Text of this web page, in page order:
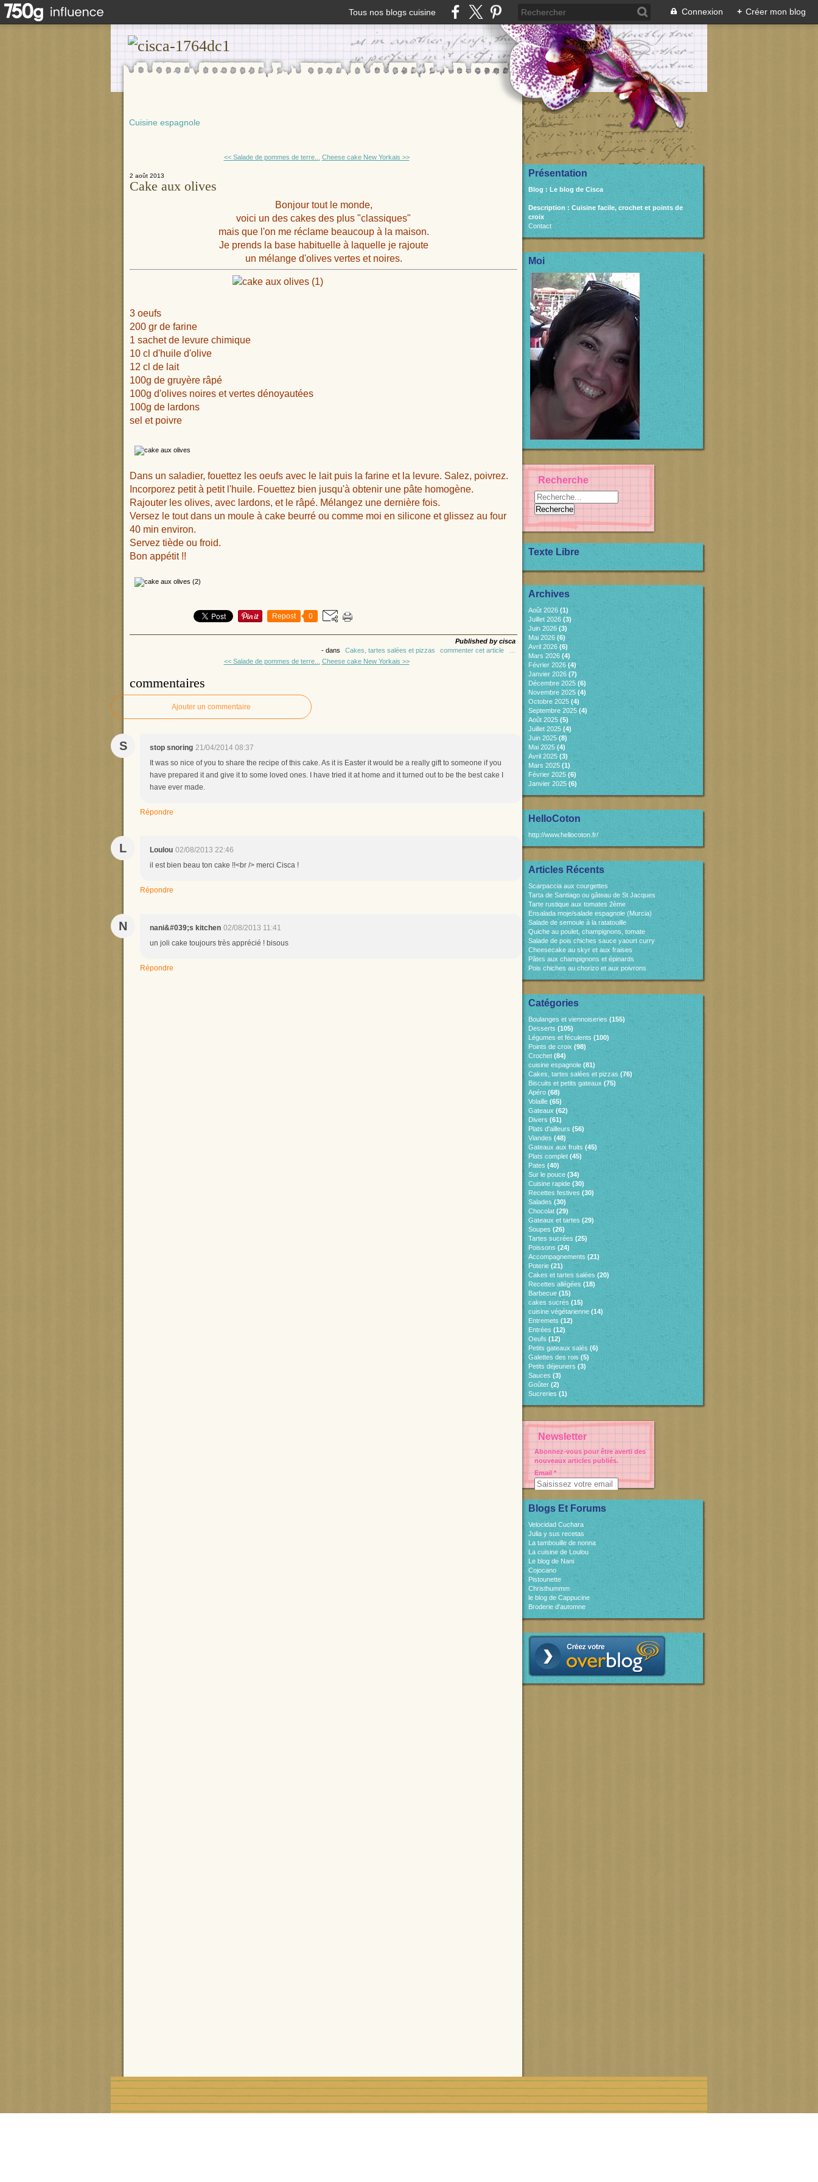
Tous nos blogs cuisine Connexion + Créer mon blog
Cuisine espagnole
<< Salade de pommes de terre... Cheese cake New Yorkais >>
2 août 2013
Cake aux olives
Bonjour tout le monde,
voici un des cakes des plus "classiques"
mais que l'on me réclame beaucoup à la maison.
Je prends la base habituelle à laquelle je rajoute
un mélange d'olives vertes et noires.
3 oeufs
200 gr de farine
1 sachet de levure chimique
10 cl d'huile d'olive
12 cl de lait
100g de gruyère râpé
100g d'olives noires et vertes dénoyautées
100g de lardons
sel et poivre
Dans un saladier, fouettez les oeufs avec le lait puis la farine et la levure. Salez, poivrez.
Incorporez petit à petit l'huile. Fouettez bien jusqu'à obtenir une pâte homogène.
Rajouter les olives, avec lardons, et le râpé. Mélangez une dernière fois.
Versez le tout dans un moule à cake beurré ou comme moi en silicone et glissez au four
40 min environ.
Servez tiède ou froid.
Bon appétit !!
Repost 0
Published by cisca
- dans Cakes, tartes salées et pizzas commenter cet article
<< Salade de pommes de terre...
Cheese cake New Yorkais >>
commentaires
Ajouter un commentaire
S stop snoring 21/04/2014 08:37
It was so nice of you to share the recipe of this cake. As it is Easter it would be a really gift to someone if you
have prepared it and give it to some loved ones. I have tried it at home and it turned out to be the best cake I
have ever made.
Répondre
L Loulou 02/08/2013 22:46
il est bien beau ton cake !!<br /> merci Cisca !
Répondre
N nani&#039;s kitchen 02/08/2013 11:41
un joli cake toujours très apprécié ! bisous
Répondre
Présentation
Blog : Le blog de Cisca
Description : Cuisine facile, crochet et points de
croix
Contact
Moi
Recherche
Texte Libre
Archives
Août 2026(1)
Juillet 2026 (3)
Juin 2026 (3)
Mai 2026 (6)
Avril 2026 (6)
Mars 2026 (4)
Février 2026(4)
Janvier 2026 (7)
Décembre 2025 (6)
Novembre 2025 (4)
Octobre 2025 (4)
Septembre 2025(4)
Août 2025 (5)
Juillet 2025 (4)
Juin 2025(8)
Mai 2025 (4)
Avril 2025 (3)
Mars 2025 (1)
Février 2025 (6)
Janvier 2025 (6)
HelloCoton
http://www.hellocoton.fr/
Articles Récents
Scarpaccia aux courgettes
Tarta de Santiago ou gâteau de St Jacques
Tarte rustique aux tomates 2ème
Ensalada moje/salade espagnole (Murcia)
Salade de semoule à la ratatouille
Quiche au poulet, champignons, tomate
Salade de pois chiches sauce yaourt curry
Cheesecake au skyr et aux fraises
Pâtes aux champignons et épinards
Pois chiches au chorizo et aux poivrons
Catégories
Boulanges et viennoiseries (155)
Desserts (105)
Légumes et féculents (100)
Points de croix (98)
Crochet(84)
cuisine espagnole (81)
Cakes, tartes salées et pizzas (76)
Biscuits et petits gateaux (75)
Apéro (68)
Volaille (65)
Gateaux (62)
Divers (61)
Plats d'ailleurs (56)
Viandes (48)
Gateaux aux fruits (45)
Plats complet(45)
Pates (40)
Sur le pouce (34)
Cuisine rapide (30)
Recettes festives (30)
Salades(30)
Chocolat (29)
Gateaux et tartes (29)
Soupes (26)
Tartes sucrées (25)
Poissons(24)
Accompagnements (21)
Poterie (21)
Cakes et tartes salées (20)
Recettes allégées (18)
Barbecue (15)
cakes sucrés (15)
cuisine végétarienne (14)
Entremets (12)
Entrées (12)
Oeufs (12)
Petits gateaux salés (6)
Galettes des rois (5)
Petits déjeuners (3)
Sauces (3)
Goûter(2)
Sucreries (1)
Newsletter
Abonnez-vous pour être averti des
nouveaux articles publiés.
Email
Blogs Et Forums
Velocidad Cuchara
Julia y sus recetas
La tambouille de nonna
La cuisine de Loulou
Le blog de Nani
Cojocano
Pistounette
Christhummm
le blog de Cappucine
Broderie d'automne